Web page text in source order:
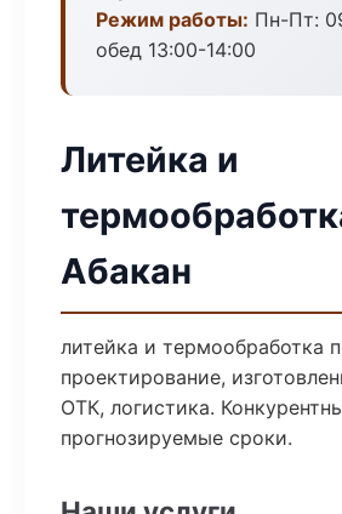
Режим работы: Пн-Пт:
обед 13:00-14:00
Литейка и
Абакан
литейка и термообработка
проектирование,
ОТК, логистика.
прогнозируемые сроки.